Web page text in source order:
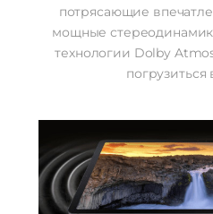
потрясающие
мощные
технологии Dolby
погрузиться